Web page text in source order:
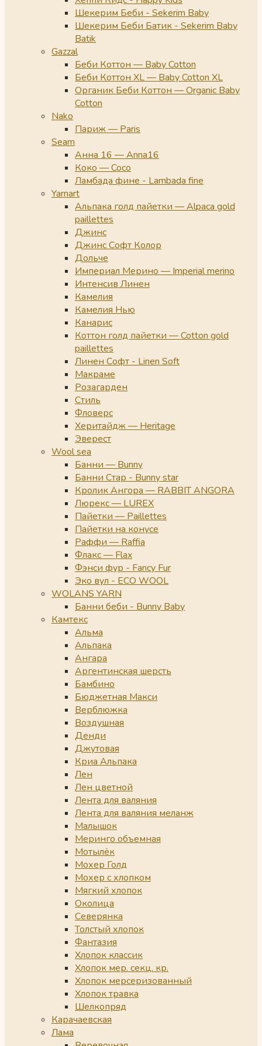
Шекерим Беби - Sekerim Baby
Шекерим Беби Батик - Sekerim Baby
Batik
Gazzal
Беби Коттон — Baby Cotton
Беби Коттон XL — Baby Cotton XL
Органик Беби Коттон — Organic Baby
Cotton
Nako
Париж — Paris
Seam
Анна 16 — Anna16
Коко — Coco
Ламбада фине - Lambada fine
Yarnart
Альпака голд пайетки — Alpaca gold
paillettes
Джинс
Джинс Софт Колор
Дольче
Империал Мерино — Imperial merino
Интенсив Линен
Камелия
Камелия Нью
Канарис
Коттон голд пайетки — Cotton gold
paillettes
Линен Софт - Linen Soft
Макраме
Розагарден
Стиль
Фловерс
Херитайдж — Heritage
Эверест
Wool sea
Банни — Bunny
Банни Стар - Bunny star
Кролик Ангора — RABBIT ANGORA
Люрекс — LUREX
Пайетки — Paillettes
Пайетки на конусе
Раффи — Raffia
Флакс — Flax
Фэнси фур - Fancy Fur
Эко вул - ECO WOOL
WOLANS YARN
Банни беби - Bunny Baby
Камтекс
Альма
Альпака
Ангара
Аргентинская шерсть
Бамбино
Бюджетная Макси
Верблюжка
Воздушная
Денди
Джутовая
Криа Альпака
Лен
Лен цветной
Лента для валяния
Лента для валяния меланж
Малышок
Меринго объемная
Мотылёк
Мохер Голд
Мохер с хлопком
Мягкий хлопок
Околица
Северянка
Толстый хлопок
Фантазия
Хлопок классик
Хлопок мер. секц. кр.
Хлопок мерсеризованный
Хлопок травка
Шелкопряд
Карачаевская
Лама